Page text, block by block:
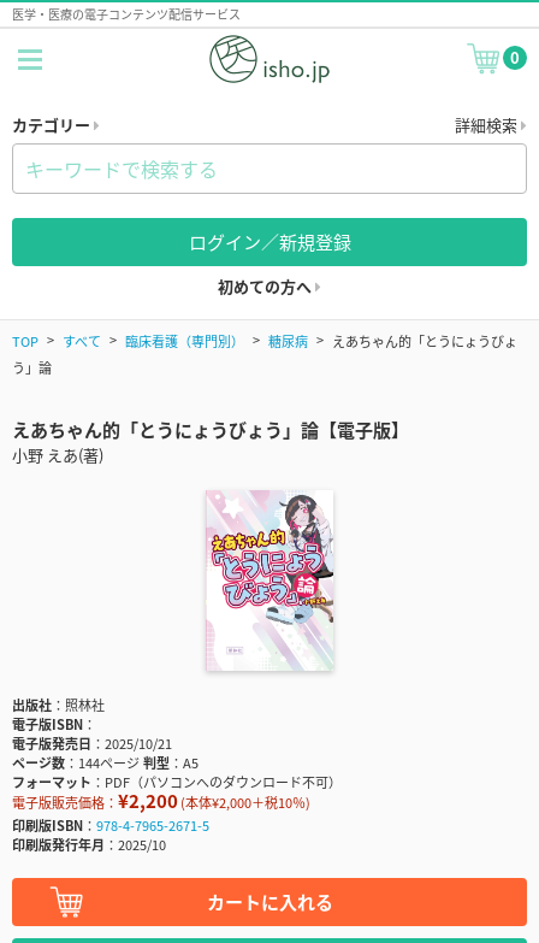
医学・医療の電子コンテンツ配信サービス
0
カテゴリー 詳細検索
ログイン／新規登録
初めての方へ
TOP すべて 臨床看護（専門別） 糖尿病
えあちゃん的「とうにょうびょ
う」論
えあちゃん的「とうにょうびょう」論【電子版】
小野 えあ(著)
出版社
照林社
電子版ISBN
電子版発売日
2025/10/21
ページ数
144ページ判型
A5
フォーマット
PDF（パソコンへのダウンロード不可）
電子版販売価格： ¥2,200(本体¥2,000＋税10％)
印刷版ISBN
978-4-7965-2671-5
印刷版発行年月
2025/10
カートに入れる